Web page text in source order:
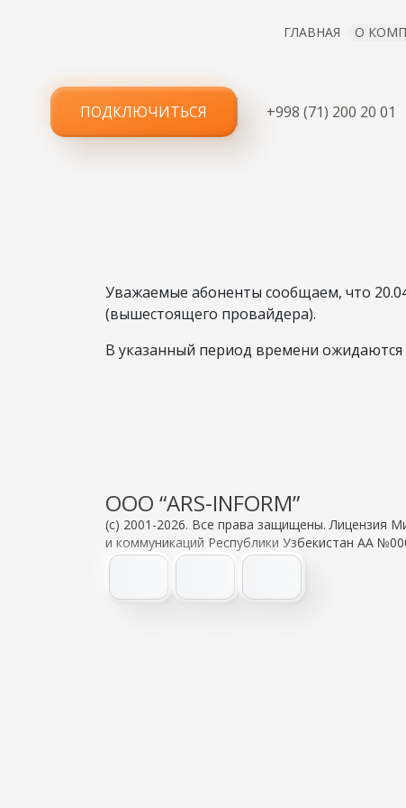
ГЛАВНАЯ О
ПОДКЛЮЧИТЬСЯ +998 (71) 200 20 01
Уважаемые абоненты сообщаем, что
(вышестоящего провайдера).
В указанный период времени ожидаются
OOO “ARS-INFORM”
(c) 2001-2026. Все права защищены. Лицензия
и коммуникаций Республики Узбекистан АА